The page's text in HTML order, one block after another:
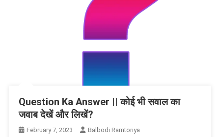
Question Ka Answer || कोई भी सवाल का
जवाब देखें और लिखें?
February 7, 2023 Balbodi Ramtoriya